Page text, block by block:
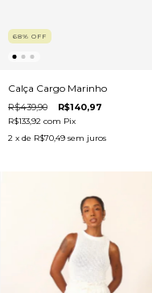
68% OFF
Calça Cargo Marinho
R$439,90 R$140,97
R$133,92 com Pix
2 x de R$70,49 sem juros